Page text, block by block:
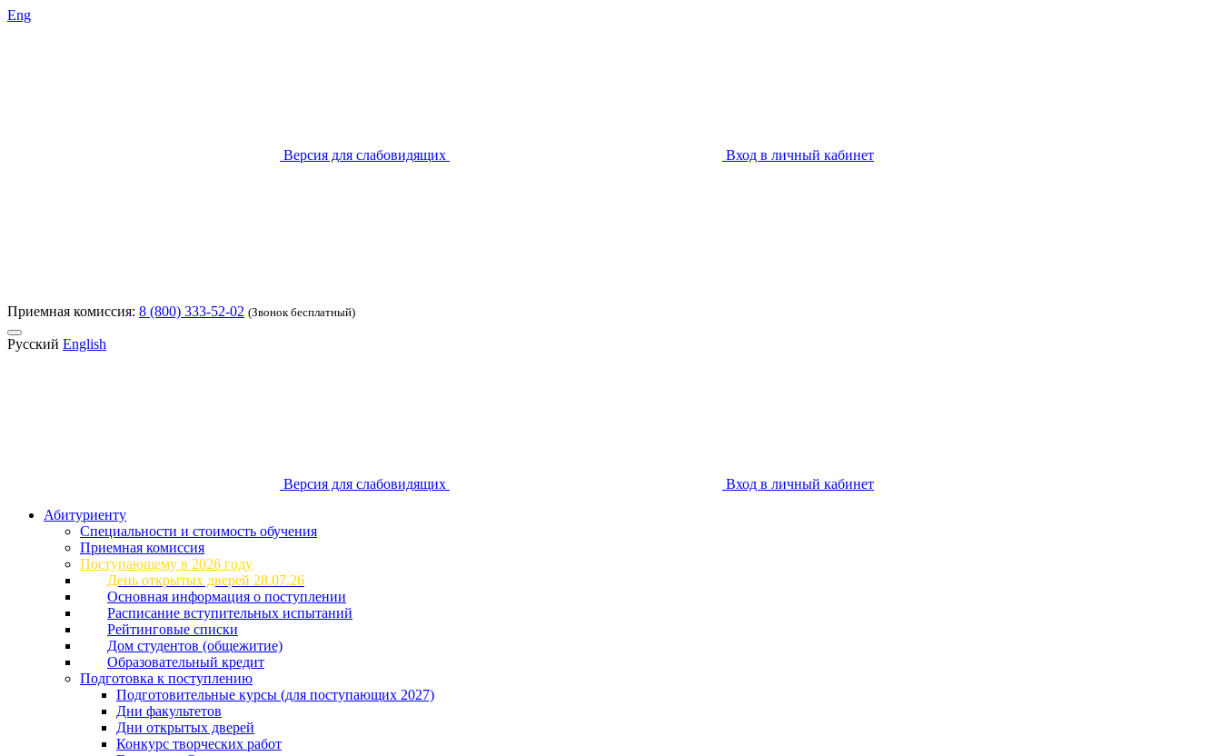
Eng
Версия для слабовидящих Вход в личный кабинет
Приемная комиссия: 8 (800) 333-52-02 (Звонок бесплатный)
Русский English
Версия для слабовидящих
Вход в личный кабинет
Абитуриенту
Специальности и стоимость обучения
Приемная комиссия
Поступающему в 2026 году
День открытых дверей 28.07.26
Основная информация о поступлении
Расписание вступительных испытаний
Рейтинговые списки
Дом студентов (общежитие)
Образовательный кредит
Подготовка к поступлению
Подготовительные курсы (для поступающих 2027)
Дни факультетов
Дни открытых дверей
Конкурс творческих работ